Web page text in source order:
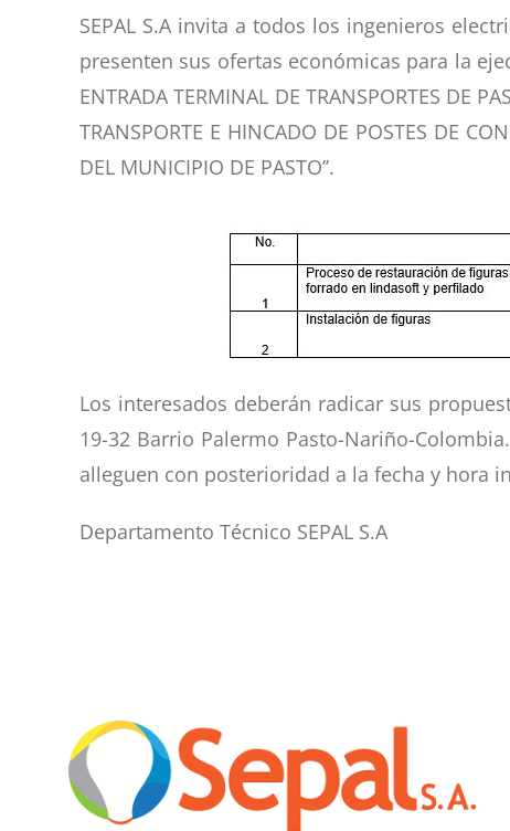
SEPAL S.A invita a todos los ingenieros
presenten sus ofertas económicas para la
ENTRADA TERMINAL DE TRANSPORTES DE
TRANSPORTE E HINCADO DE POSTES DE
DEL MUNICIPIO DE PASTO’’.
Los interesados deberán radicar sus
19-32 Barrio Palermo Pasto-Nariño-
alleguen con posterioridad a la fecha y hora
Departamento Técnico SEPAL S.A